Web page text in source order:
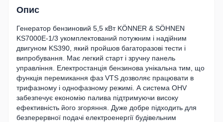
Опис
Генератор бензиновий 5,5 кВт KÖNNER & SÖHNEN
KS7000E-1/3 укомплектований потужним і надійним
двигуном KS390, який пройшов багаторазові тести і
випробування. Має легкий старт і зручну панель
управління. Електростанція бензинова унікальна тим, що
функція перемикання фаз VTS дозволяє працювати в
трифазному і однофазному режимі. А система OHV
забезпечує економію палива підтримуючи високу
ефективність його згоряння. Дуже добре підходить для
безперервної подачі електроенергії будівельним